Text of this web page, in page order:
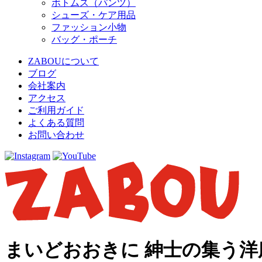
ボトムス（パンツ）
シューズ・ケア用品
ファッション小物
バッグ・ポーチ
ZABOUについて
ブログ
会社案内
アクセス
ご利用ガイド
よくある質問
お問い合わせ
まいどおおきに 紳士の集う